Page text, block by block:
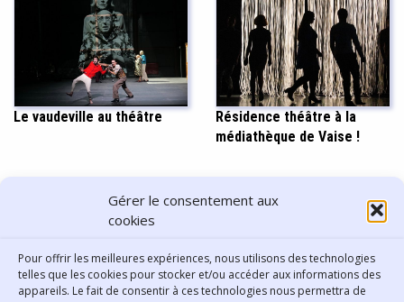
Gérer le consentement aux
cookies
Pour offrir les meilleures expériences, nous utilisons des technologies
telles que les cookies pour stocker et/ou accéder aux informations des
appareils. Le fait de consentir à ces technologies nous permettra de
Le vaudeville au théâtre
Résidence théâtre à la
médiathèque de Vaise !
PARTAGER CET ARTICLE